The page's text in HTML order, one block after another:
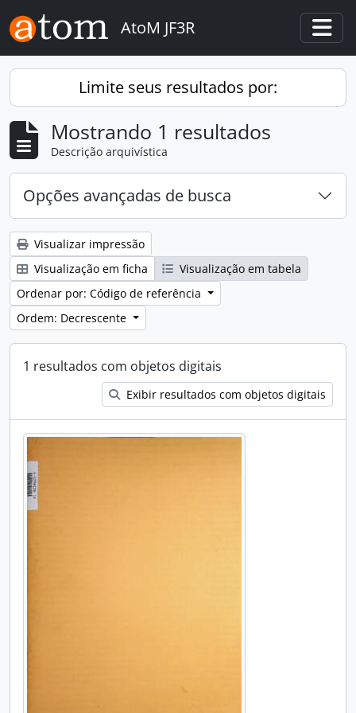
Skip to main content
AtoM JF3R
Limite seus resultados por:
Mostrando 1 resultados
Descrição arquivística
Opções avançadas de busca
Visualizar impressão
Visualização em ficha
Visualização em tabela
Ordenar por: Código de referência
Ordem: Decrescente
1 resultados com objetos digitais
Exibir resultados com objetos digitais